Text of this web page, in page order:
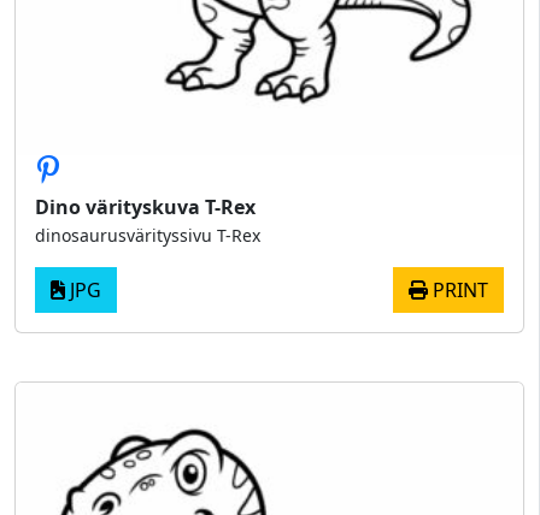
Dino värityskuva T-Rex
dinosaurusvärityssivu T-Rex
JPG PRINT